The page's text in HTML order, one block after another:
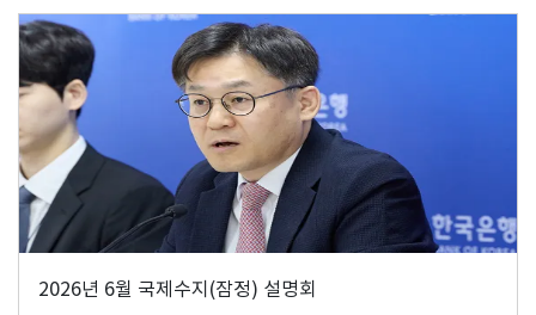
2026년 6월 국제수지(잠정) 설명회